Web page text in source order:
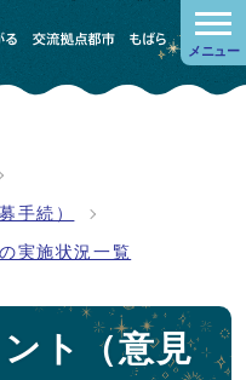
メニュー
手続）
実施状況一覧
ト（意見